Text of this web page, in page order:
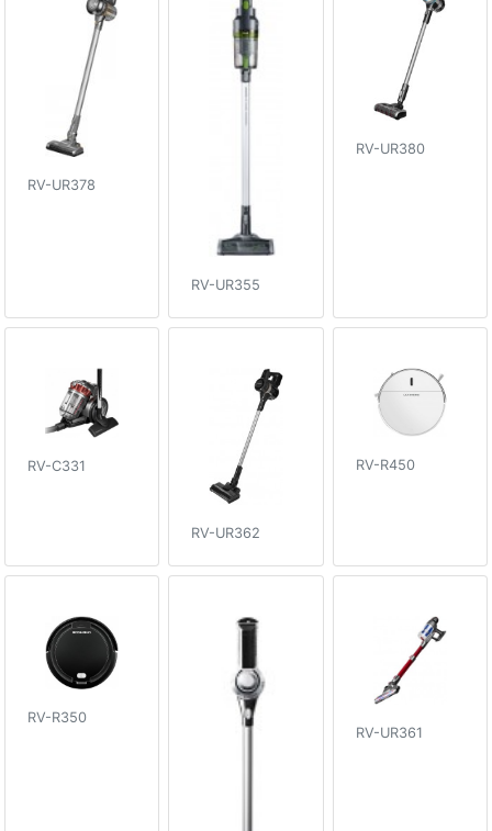
RV-UR378
RV-UR355
RV-UR380
RV-C331
RV-UR362
RV-R450
RV-R350
RV-UR361